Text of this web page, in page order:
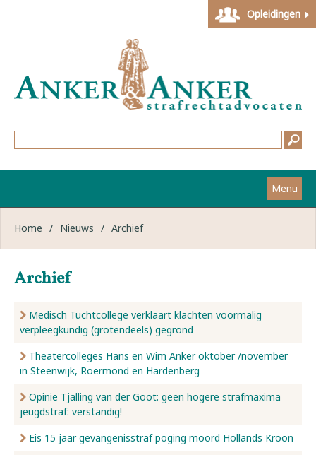
Opleidingen
Menu
Home
Strafzaken
Werkwijze
Nieuws
Over ons
Contact
Home / Nieuws / Archief
Archief
Medisch Tuchtcollege verklaart klachten voormalig
verpleegkundig (grotendeels) gegrond
Theatercolleges Hans en Wim Anker oktober /november
in Steenwijk, Roermond en Hardenberg
Opinie Tjalling van der Goot: geen hogere strafmaxima
jeugdstraf: verstandig!
Eis 15 jaar gevangenisstraf poging moord Hollands Kroon